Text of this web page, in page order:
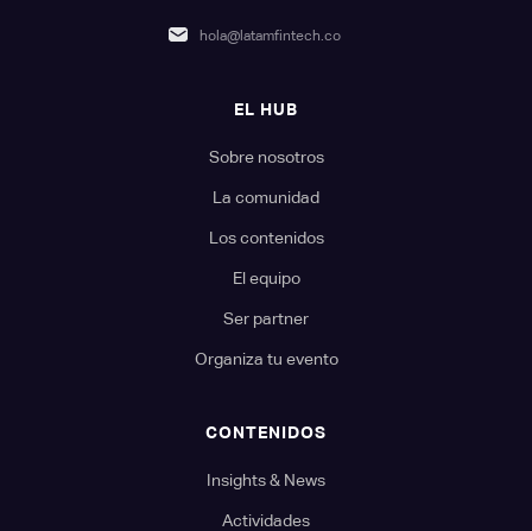
hola@latamfintech.co
EL HUB
Sobre nosotros
La comunidad
Los contenidos
El equipo
Ser partner
Organiza tu evento
CONTENIDOS
Insights & News
Actividades